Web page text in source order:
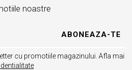
noastre
cu promotiile magazinului. Afla mai